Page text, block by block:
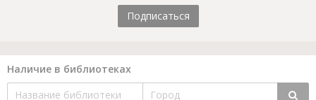
Подписаться
Наличие в библиотеках